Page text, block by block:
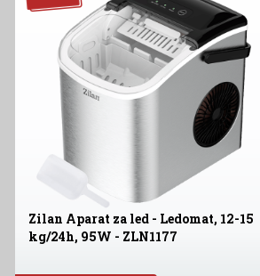
Zilan Aparat za led - Ledomat, 12-15
kg/24h, 95W - ZLN1177